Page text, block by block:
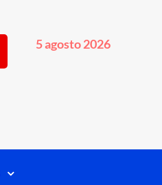
5 agosto 2026